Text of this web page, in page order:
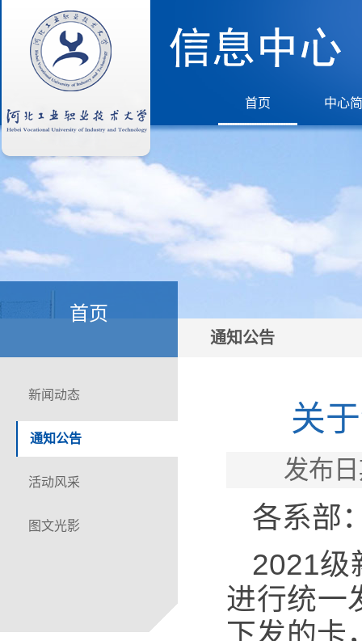
首页 中心
首页
通知公告
新闻动态
通知公告
活动风采
图文光影
关
发布
各系部
2021级
进行统一
下发的卡